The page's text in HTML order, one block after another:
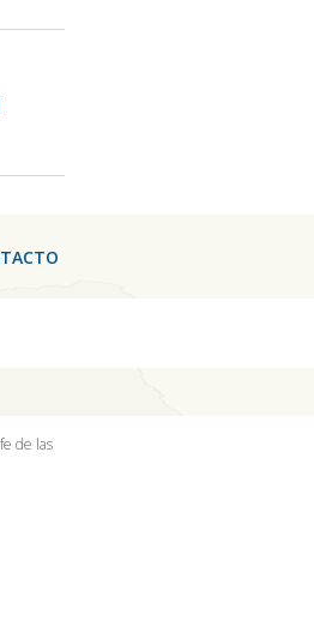
de las